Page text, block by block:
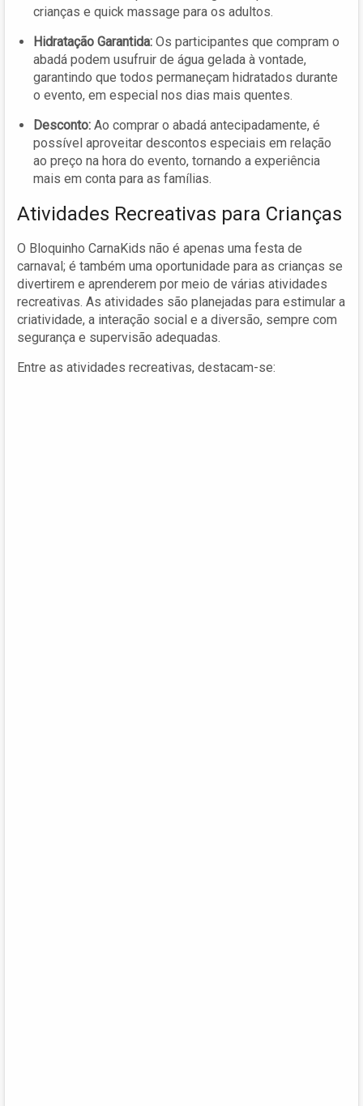
crianças e quick massage para os adultos.
Hidratação Garantida: Os participantes que compram o
abadá podem usufruir de água gelada à vontade,
garantindo que todos permaneçam hidratados durante
o evento, em especial nos dias mais quentes.
Desconto: Ao comprar o abadá antecipadamente, é
possível aproveitar descontos especiais em relação
ao preço na hora do evento, tornando a experiência
mais em conta para as famílias.
Atividades Recreativas para Crianças
O Bloquinho CarnaKids não é apenas uma festa de
carnaval; é também uma oportunidade para as crianças se
divertirem e aprenderem por meio de várias atividades
recreativas. As atividades são planejadas para estimular a
criatividade, a interação social e a diversão, sempre com
segurança e supervisão adequadas.
Entre as atividades recreativas, destacam-se: